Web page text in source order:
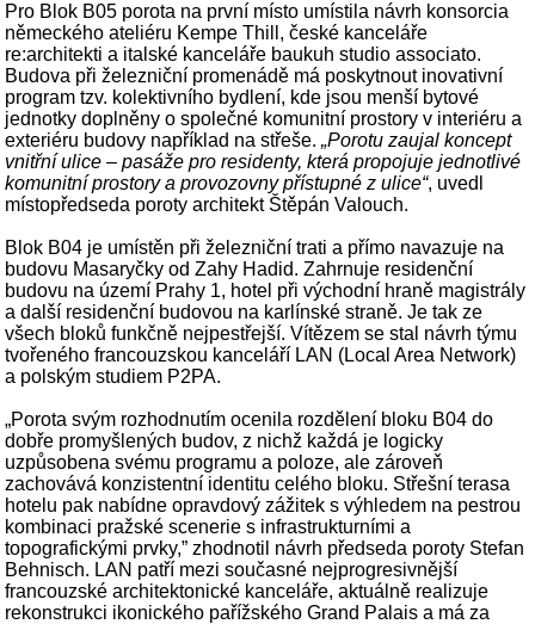
Pro Blok B05 porota na první místo umístila návrh konsorcia
německého ateliéru Kempe Thill, české kanceláře
re:architekti a italské kanceláře baukuh studio associato.
Budova při železniční promenádě má poskytnout inovativní
program tzv. kolektivního bydlení, kde jsou menší bytové
jednotky doplněny o společné komunitní prostory v interiéru a
exteriéru budovy například na střeše.„Porotu zaujal koncept
vnitřní ulice – pasáže pro residenty, která propojuje jednotlivé
komunitní prostory a provozovny přístupné z ulice“, uvedl
místopředseda poroty architekt Štěpán Valouch.
Blok B04 je umístěn při železniční trati a přímo navazuje na
budovu Masaryčky od Zahy Hadid. Zahrnuje residenční
budovu na území Prahy 1, hotel při východní hraně magistrály
a další residenční budovou na karlínské straně. Je tak ze
všech bloků funkčně nejpestřejší. Vítězem se stal návrh týmu
tvořeného francouzskou kanceláří LAN (Local Area Network)
a polským studiem P2PA.
„Porota svým rozhodnutím ocenila rozdělení bloku B04 do
dobře promyšlených budov, z nichž každá je logicky
uzpůsobena svému programu a poloze, ale zároveň
zachovává konzistentní identitu celého bloku. Střešní terasa
hotelu pak nabídne opravdový zážitek s výhledem na pestrou
kombinaci pražské scenerie s infrastrukturními a
topografickými prvky,” zhodnotil návrh předseda poroty Stefan
Behnisch. LAN patří mezi současné nejprogresivnější
francouzské architektonické kanceláře, aktuálně realizuje
rekonstrukci ikonického pařížského Grand Palais a má za